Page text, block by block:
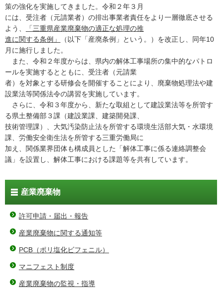
策の強化を実施してきました。令和２年３月
には、受注者（元請業者）の排出事業者責任をより一層徹底させる
よう、
「三重県産業廃棄物の適正な処理の推
進に関する条例」
（以下「産廃条例」という。）を改正し、同年10
月に施行しました。
また、令和２年度からは、県内の解体工事場所の集中的なパトロ
ールを実施するとともに、受注者（元請業
者）を対象とする研修会を開催することにより、廃棄物処理法や建
設業法等関係法令の講習を実施しています。
さらに、令和３年度から、新たな取組として建設業法等を所管す
る県土整備部３課（建設業課、建築開発課、
技術管理課）、大気汚染防止法を所管する環境生活部大気・水環境
課、労働安全衛生法を所管する三重労働局に
加え、関係業界団体も構成員とした「解体工事に係る連絡調整会
議」を設置し、解体工事における課題等を共有しています。
産業廃棄物
許可申請・届出・報告
産業廃棄物に関する通知等
PCB（ポリ塩化ビフェニル）
マニフェスト制度
産業廃棄物の監視・指導